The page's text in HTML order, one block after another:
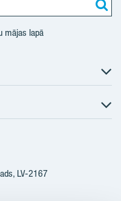
mājas lapā
LV-2167